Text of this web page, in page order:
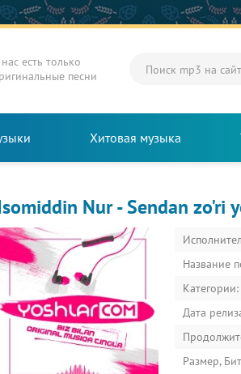
есть только
песни
Хитовая музыка
Nur - Sendan zo'ri
Название
Категории:
Дата
Размер,